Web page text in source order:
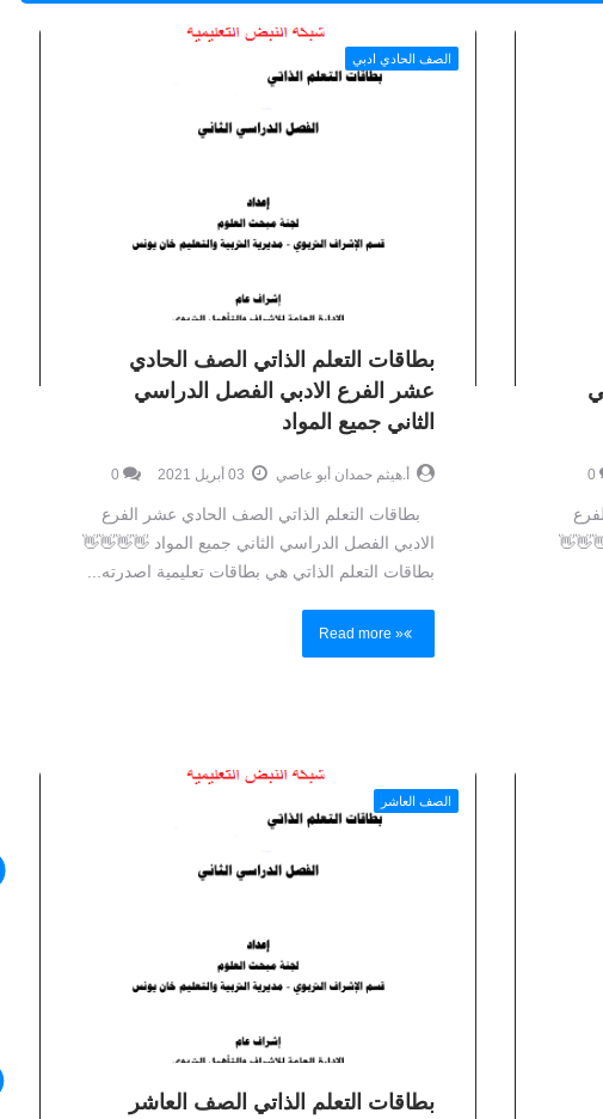
0
الصف الحادي ادبي
بطاقات التعلم الذاتي الصف الحادي
عشر الفرع الادبي الفصل الدراسي
الثاني جميع المواد
أ.هيثم حمدان أبو عاصي 0
بطاقات التعلم الذاتي الصف الحادي عشر الفرع
الادبي الفصل الدراسي الثاني جميع المواد 👋👋👋👋
بطاقات التعلم الذاتي هي بطاقات تعليمية اصدرته...
Read more »
الصف العاشر
بطاقات التعلم الذاتي الصف العاشر
ق...
إبريل 22, 2021
كراسة اقليدس اثراء خارجي لمعلمين
الرياضيات الصف التاسع أ.محمود مرزوق
أ.هيثم حمدان أبو عاصي أغسطس 28, 2022